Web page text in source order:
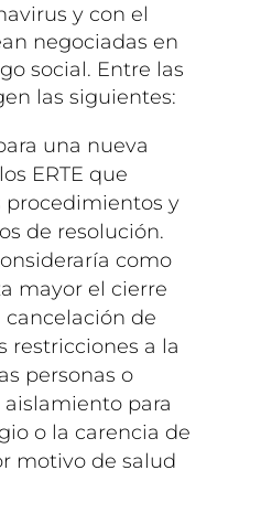
y con el
negociadas en
social. Entre las
las siguientes:
una nueva
ERTE que
y
de resolución.
como
mayor el cierre
cancelación de
restricciones a la
personas o
para
o la carencia de
motivo de salud